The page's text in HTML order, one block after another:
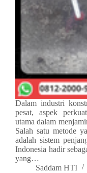
Dalam industri
pesat, aspek
utama dalam
Salah satu metode
adalah sistem
Indonesia hadir
yang…
Saddam HTI